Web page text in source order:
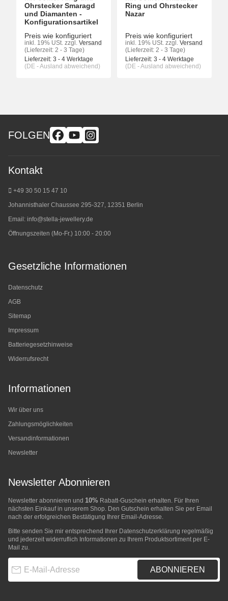
Ohrstecker Smaragd
und Diamanten -
Konfigurationsartikel
Preis wie konfiguriert
inkl. 19% USt. zzgl. Versand
(Lieferzeit: 2 - 3 Tage)
Lieferzeit: 3 - 4 Werktage
(DE - Ausland abweichend)
Ring und Ohrstecker
Nazar
Preis wie konfiguriert
inkl. 19% USt. zzgl. Versand
(Lieferzeit: 2 - 3 Tage)
Lieferzeit: 3 - 4 Werktage
(DE - Ausland abweichend)
FOLGEN
Kontakt
+49 30 50 15 47 10
Johannisthaler Chaussee 295-327, 12351 Berlin
Email: info@stella-jewellery.de
Öffnungszeiten (Mo-Fr.) 10:00 - 20:00
Gesetzliche Informationen
Datenschutz
AGB
Sitemap
Impressum
Batteriegesetzhinweise
Widerrufsrecht
Informationen
Wir über uns
Zahlungsmöglichkeiten
Versandinformationen
Newsletter
Newsletter Abonnieren
Newsletter abonnieren und 10% Rabatt-Guschein erhalten. Für Ihren
nächsten Einkauf in unserem Shop. Den Gutschein erhalten Sie per Email
nach der erfolgreichen Bestätigung Ihrer Email-Adresse.
Bitte senden Sie mir entsprechend Ihrer Datenschutzerklärung regelmäßig
und jederzeit widerruflich Informationen zu Ihrem Produktsortiment per E-
Mail zu.
ABONNIEREN